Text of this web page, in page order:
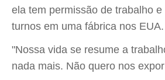
ela tem permissão de trabalho
turnos em uma fábrica nos EUA.
"Nossa vida se resume a
nada mais. Não quero nos